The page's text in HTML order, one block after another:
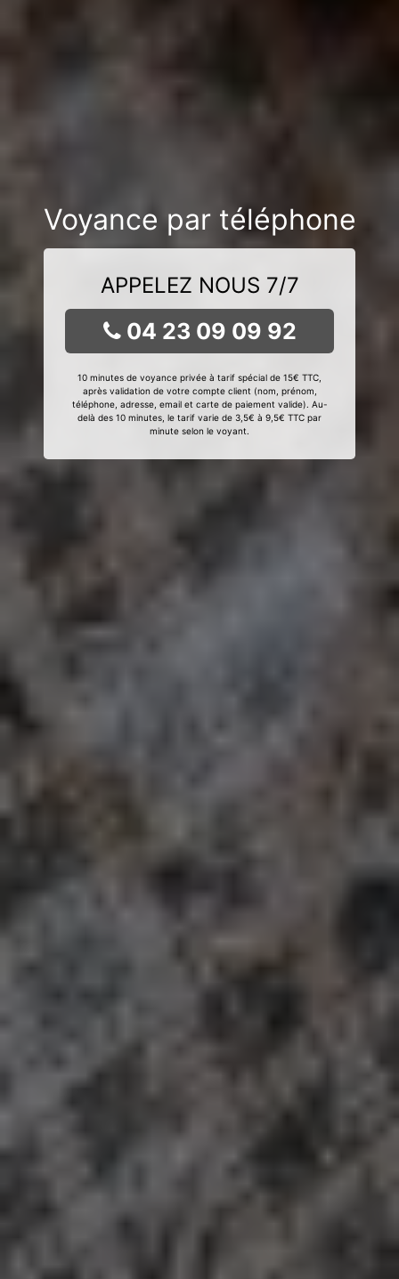
Voyance par téléphone
APPELEZ NOUS 7/7
04 23 09 09 92
10 minutes de voyance privée à tarif spécial de 15€ TTC,
après validation de votre compte client (nom, prénom,
téléphone, adresse, email et carte de paiement valide). Au-
delà des 10 minutes, le tarif varie de 3,5€ à 9,5€ TTC par
minute selon le voyant.